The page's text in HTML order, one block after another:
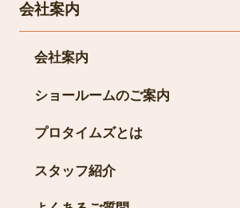
会社案内
会社案内
ショールームのご案内
プロタイムズとは
スタッフ紹介